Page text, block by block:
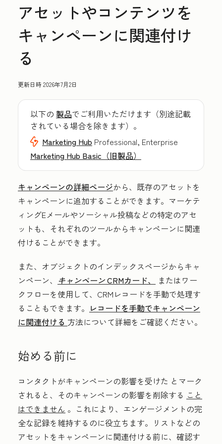
アセットやコンテンツを
キャンペーンに関連付け
る
更新日時2026年7月2日
以下の 製品でご利用いただけます（別途記載
されている場合を除きます）。
Marketing Hub Professional, Enterprise
Marketing Hub Basic（旧製品）
キャンペーンの詳細ページから、既存のアセットを
キャンペーンに追加することができます。マーケテ
ィングEメールやソーシャル投稿などの特定のアセ
ットも、それぞれのツールからキャンペーンに関連
付けることができます。
また、オブジェクトのインデックスページからキャ
ンペーン、 キャンペーンCRMカード、
またはワー
クフローを使用して、CRMレコードを手動で処理す
ることもできます。 レコードを手動でキャンペーン
に関連付ける 方法について詳細をご確認ください。
始める前に
コンタクトがキャンペーンの影響を受けた と マーク
されると、そのキャンペーンの影響を削除する こと
はできません 。これにより、エンゲージメントの完
全な記録を維持するのに役立ちます。リストなどの
アセットをキャンペーンに関連付ける前に、確認す